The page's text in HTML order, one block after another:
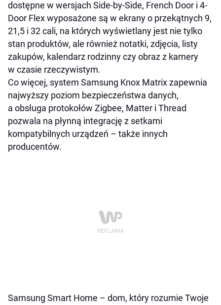
dostępne w wersjach Side-by-Side, French Door i 4-
Door Flex wyposażone są w ekrany o przekątnych 9,
21,5 i 32 cali, na których wyświetlany jest nie tylko
stan produktów, ale również notatki, zdjęcia, listy
zakupów, kalendarz rodzinny czy obraz z kamery
w czasie rzeczywistym.
Co więcej, system Samsung Knox Matrix zapewnia
najwyższy poziom bezpieczeństwa danych,
a obsługa protokołów Zigbee, Matter i Thread
pozwala na płynną integrację z setkami
kompatybilnych urządzeń – także innych
producentów.
Samsung Smart Home – dom, który rozumie Twoje